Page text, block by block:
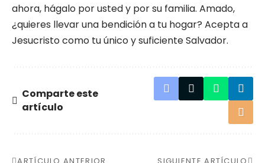
ahora, hágalo por usted y por su familia. Amado,
¿quieres llevar una bendición a tu hogar? Acepta a
Jesucristo como tu único y suficiente Salvador.
Comparte este
artículo